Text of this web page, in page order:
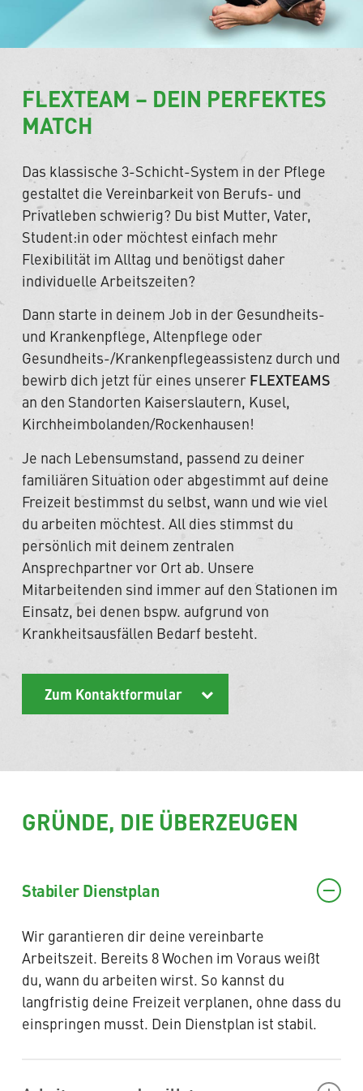
FLEXTEAM – DEIN PERFEKTES
MATCH
Das klassische 3-Schicht-System in der Pflege
gestaltet die Vereinbarkeit von Berufs- und
Privatleben schwierig? Du bist Mutter, Vater,
Student:in oder möchtest einfach mehr
Flexibilität im Alltag und benötigst daher
individuelle Arbeitszeiten?
Dann starte in deinem Job in der Gesundheits-
und Krankenpflege, Altenpflege oder
Gesundheits-/Krankenpflegeassistenz durch und
bewirb dich jetzt für eines unserer FLEXTEAMS
an den Standorten Kaiserslautern, Kusel,
Kirchheimbolanden/Rockenhausen!
Je nach Lebensumstand, passend zu deiner
familiären Situation oder abgestimmt auf deine
Freizeit bestimmst du selbst, wann und wie viel
du arbeiten möchtest. All dies stimmst du
persönlich mit deinem zentralen
Ansprechpartner vor Ort ab. Unsere
Mitarbeitenden sind immer auf den Stationen im
Einsatz, bei denen bspw. aufgrund von
Krankheitsausfällen Bedarf besteht.
Zum Kontaktformular
GRÜNDE, DIE ÜBERZEUGEN
Stabiler Dienstplan
Wir garantieren dir deine vereinbarte
Arbeitszeit. Bereits 8 Wochen im Voraus weißt
du, wann du arbeiten wirst. So kannst du
langfristig deine Freizeit verplanen, ohne dass du
einspringen musst. Dein Dienstplan ist stabil.